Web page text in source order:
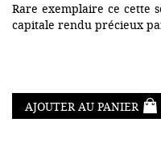
Rare exemplaire ce cette
capitale rendu précieux
AJOUTER AU PANIER